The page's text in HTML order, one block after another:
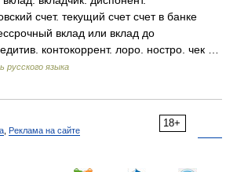
счет. текущий счет счет в банке
вклад или вклад до
контокоррент. лоро. ностро. чек …
русского языка
18+
Реклама на сайте